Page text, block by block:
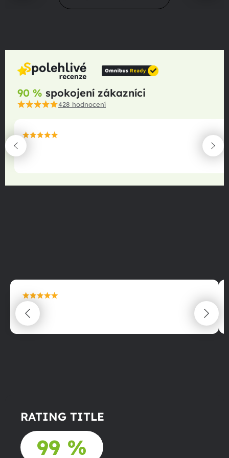
90 % spokojení zákazníci
428 hodnocení
maximální spokojenost
22.06.2025
maximální spokojenost
22.06.2025
RATING TITLE
99 %